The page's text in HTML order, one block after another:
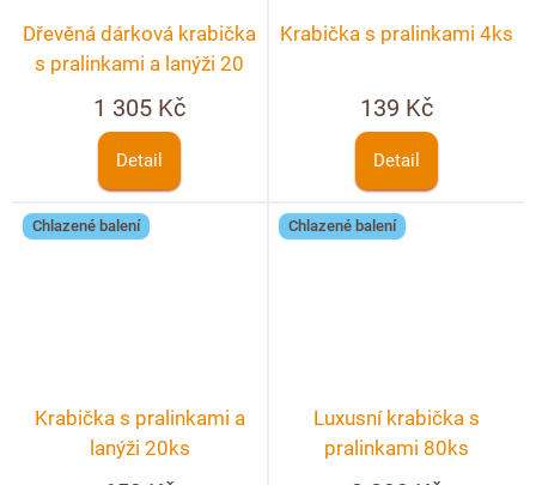
Dřevěná dárková krabička
s pralinkami a lanýži 20
ks + možnost
personalizace
1 305 Kč
Detail
Krabička s pralinkami 4ks
139 Kč
Detail
Chlazené balení
Krabička s pralinkami a
lanýži 20ks
Chlazené balení
Luxusní krabička s
pralinkami 80ks